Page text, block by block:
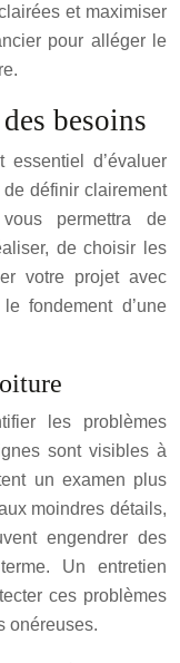
et maximiser
pour alléger le
besoins
d’évaluer
définir clairement
permettra de
de choisir les
votre projet avec
fondement d’une
les problèmes
sont visibles à
un examen plus
moindres détails,
engendrer des
Un entretien
ces problèmes
onéreuses.